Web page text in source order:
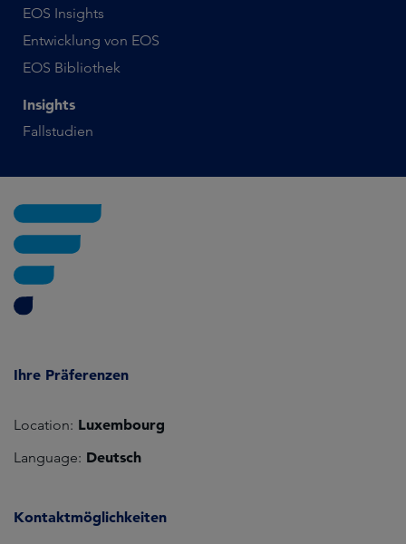
EOS Insights
Entwicklung von EOS
EOS Bibliothek
Insights
Fallstudien
Ihre Präferenzen
Location: Luxembourg
Language: Deutsch
Kontaktmöglichkeiten